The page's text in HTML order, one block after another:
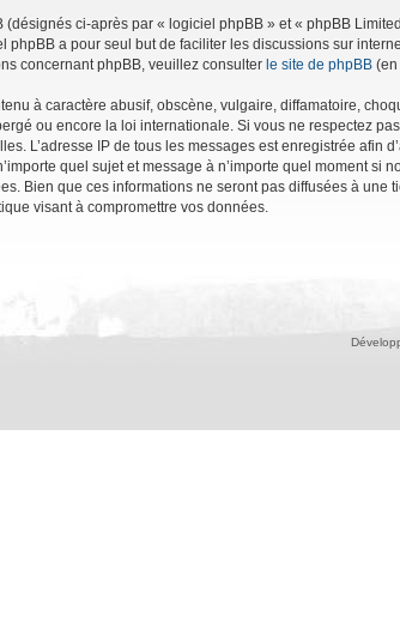
(désignés ci-après par « logiciel phpBB » et « phpBB
phpBB a pour seul but de faciliter les discussions sur
concernant phpBB, veuillez consulter le site de phpBB
à caractère abusif, obscène, vulgaire, diffamatoire,
ou encore la loi internationale. Si vous ne respectez
L’adresse IP de tous les messages est enregistrée
quel sujet et message à n’importe quel moment
Bien que ces informations ne seront pas diffusées à
visant à compromettre vos données.